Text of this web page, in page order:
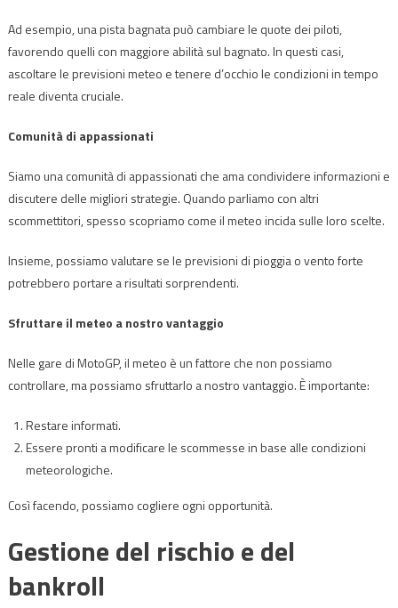
Ad esempio, una pista bagnata può cambiare le quote dei piloti,
favorendo quelli con maggiore abilità sul bagnato. In questi casi,
ascoltare le previsioni meteo e tenere d’occhio le condizioni in tempo
reale diventa cruciale.
Comunità di appassionati
Siamo una comunità di appassionati che ama condividere informazioni e
discutere delle migliori strategie. Quando parliamo con altri
scommettitori, spesso scopriamo come il meteo incida sulle loro scelte.
Insieme, possiamo valutare se le previsioni di pioggia o vento forte
potrebbero portare a risultati sorprendenti.
Sfruttare il meteo a nostro vantaggio
Nelle gare di MotoGP, il meteo è un fattore che non possiamo
controllare, ma possiamo sfruttarlo a nostro vantaggio. È importante:
Restare informati.
Essere pronti a modificare le scommesse in base alle condizioni
meteorologiche.
Così facendo, possiamo cogliere ogni opportunità.
Gestione del rischio e del
bankroll